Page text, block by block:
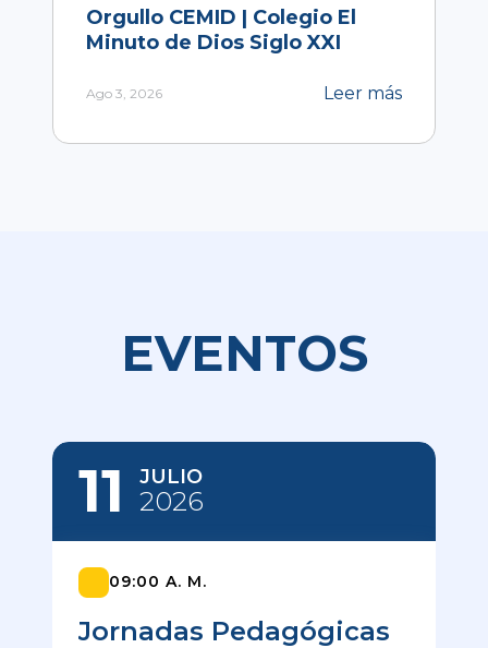
Orgullo CEMID | Colegio El
Minuto de Dios Siglo XXI
Ago 3, 2026 Leer más
EVENTOS
11 JULIO
2026
09:00 A. M.
Jornadas Pedagógicas